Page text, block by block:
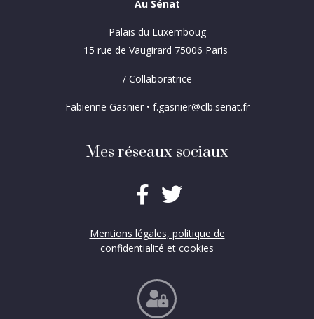
Au Sénat
Palais du Luxemboug
15 rue de Vaugirard 75006 Paris
/ Collaboratrice
Fabienne Gasnier • f.gasnier@clb.senat.fr
Mes réseaux sociaux
Mentions légales, politique de
confidentialité et cookies